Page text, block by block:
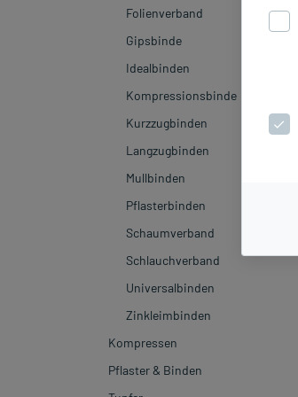
Folienverband
Gipsbinde
Idealbinden
Kompressionsbinde
Kurzzugbinden
Langzugbinden
Mullbinden
Pflasterbinden
Schaumverband
Schlauchverband
Universalbinden
Zinkleimbinden
Kompressen
Pflaster & Binden